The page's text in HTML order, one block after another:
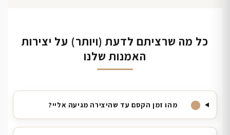
כל מה שרציתם לדעת (ויותר) על יצירות
האמנות שלנו
מהו זמן הקסם עד שהיצירה מגיעה אליי?